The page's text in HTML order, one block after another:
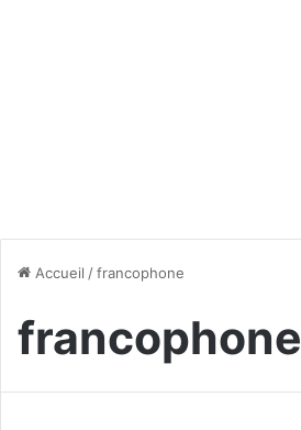
Accueil /francophone
francophone